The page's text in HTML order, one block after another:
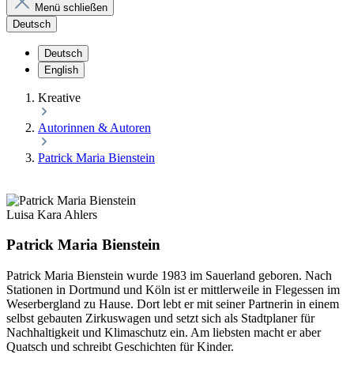
Menü schließen
Deutsch
Deutsch
English
Kreative
Autorinnen & Autoren
Patrick Maria Bienstein
Luisa Kara Ahlers
Patrick Maria Bienstein
Patrick Maria Bienstein wurde 1983 im Sauerland geboren. Nach
Stationen in Dortmund und Köln ist er mittlerweile in Flegessen im
Weserbergland zu Hause. Dort lebt er mit seiner Partnerin in einem
selbst gebauten Zirkuswagen und setzt sich als Stadtplaner für
Nachhaltigkeit und Klimaschutz ein. Am liebsten macht er aber
Quatsch und schreibt Geschichten für Kinder.